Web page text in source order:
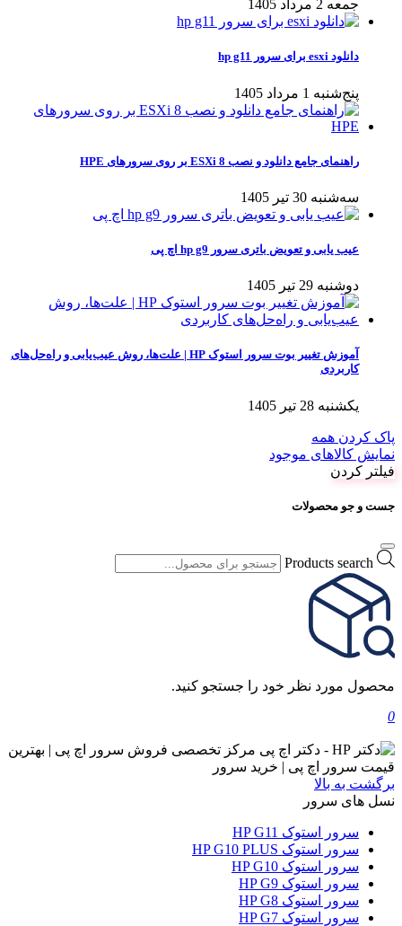
جمعه 2 مرداد 1405
دانلود esxi برای سرور hp g11
پنج‌شنبه 1 مرداد 1405
راهنمای جامع دانلود و نصب ESXi 8 بر روی سرورهای HPE
سه‌شنبه 30 تیر 1405
عیب یابی و تعویض باتری سرور hp g9 اچ پی
دوشنبه 29 تیر 1405
آموزش تغییر بوت سرور استوک HP | علت‌ها، روش عیب‌یابی و راه‌حل‌های
کاربردی
یکشنبه 28 تیر 1405
پاک کردن همه
نمایش کالاهای موجود
فیلتر کردن
جست و جو محصولات
Products search
محصول مورد نظر خود را جستجو کنید.
0
برگشت به بالا
نسل های سرور
سرور استوک HP G11
سرور استوک HP G10 PLUS
سرور استوک HP G10
سرور استوک HP G9
سرور استوک HP G8
سرور استوک HP G7